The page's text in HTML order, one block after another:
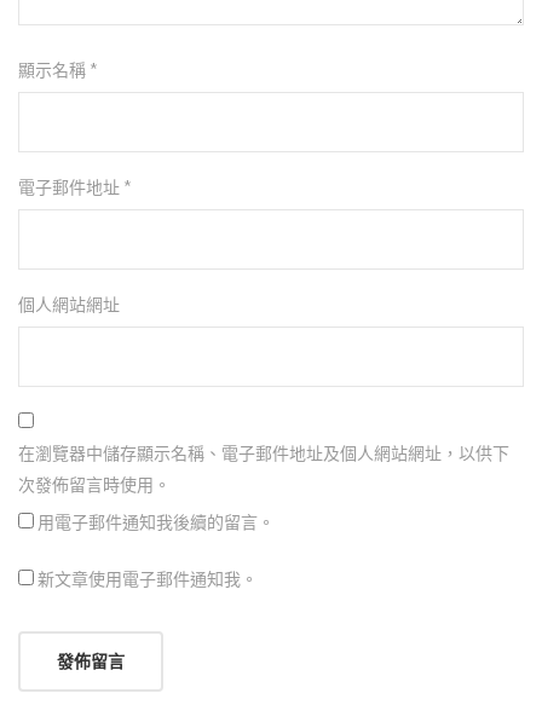
顯示名稱 *
電子郵件地址 *
個人網站網址
在瀏覽器中儲存顯示名稱、電子郵件地址及個人網站網址，以供下
次發佈留言時使用。
用電子郵件通知我後續的留言。
新文章使用電子郵件通知我。